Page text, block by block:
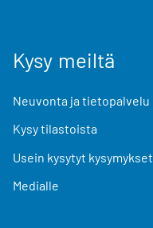
Kysy meiltä
Neuvonta ja tietopalvelu
Kysy tilastoista
Usein kysytyt kysymykset
Medialle